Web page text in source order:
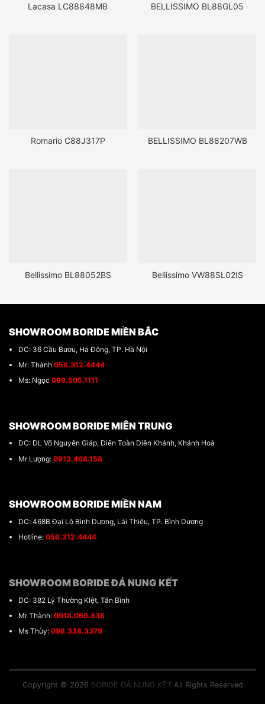
Lacasa LC88848MB BELLISSIMO BL88GL05
Romario C88J317P BELLISSIMO BL88207WB
Bellissimo BL88052BS Bellissimo VW88SL02IS
SHOWROOM BORIDE MIỀN BẮC
DC: 36 Cầu Bươu, Hà Đông, TP. Hà Nội
Mr: Thành 056.312.4444
Ms: Ngọc 099.505.1111
SHOWROOM BORIDE MIÊN TRUNG
DC: DL Võ Nguyên Giáp, Diên Toàn Diên Khánh, Khánh Hoà
Mr Lượng: 0913.408.158
SHOWROOM BORIDE MIỀN NAM
DC: 468B Đại Lộ Bình Dương, Lái Thiêu, TP. Bình Dương
Hotline: 056.312.4444
SHOWROOM BORIDE ĐÁ NUNG KẾT
DC: 382 Lý Thường KIệt, Tân Bình
Mr Thành: 0918.060.838
Ms Thùy: 098.338.3379
Copyright © 2026 BORIDE ĐÁ NUNG KẾT All Rights Reserved